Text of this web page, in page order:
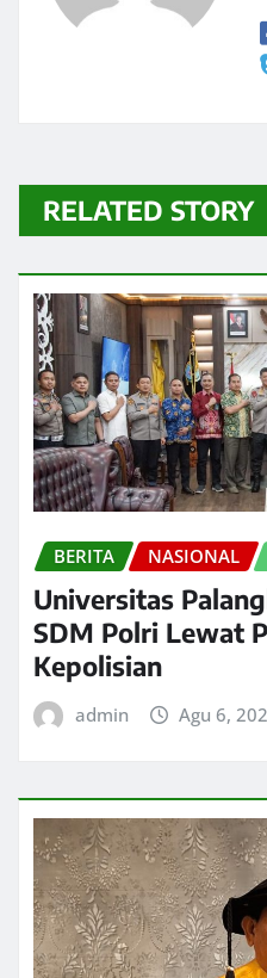
RELATED STORY
BERITA NASIONAL
Universitas
SDM Polri Lewat
Kepolisian
admin Agu 6,